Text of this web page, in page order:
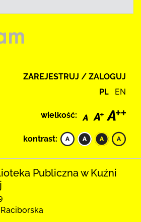
ZAREJESTRUJ / ZALOGUJ
PL EN
wielkość:
kontrast:
Publiczna w Kuźni